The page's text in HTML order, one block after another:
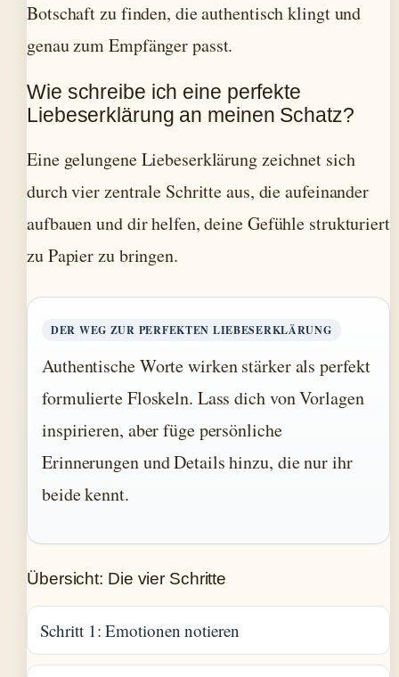
Botschaft zu finden, die authentisch klingt und
genau zum Empfänger passt.
Wie schreibe ich eine perfekte
Liebeserklärung an meinen Schatz?
Eine gelungene Liebeserklärung zeichnet sich
durch vier zentrale Schritte aus, die aufeinander
aufbauen und dir helfen, deine Gefühle strukturiert
zu Papier zu bringen.
DER WEG ZUR PERFEKTEN LIEBESERKLÄRUNG
Authentische Worte wirken stärker als perfekt
formulierte Floskeln. Lass dich von Vorlagen
inspirieren, aber füge persönliche
Erinnerungen und Details hinzu, die nur ihr
beide kennt.
Übersicht: Die vier Schritte
Schritt 1: Emotionen notieren